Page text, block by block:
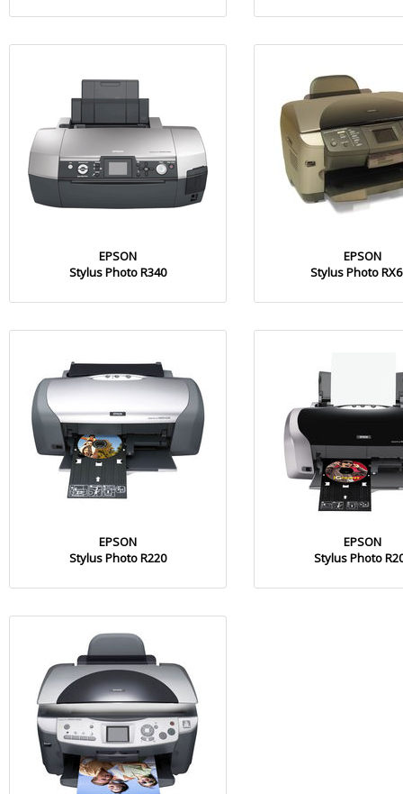
EPSON
Stylus Photo R340
EPSON
Stylus Photo
EPSON
Stylus Photo R220
EPSON
Stylus Photo